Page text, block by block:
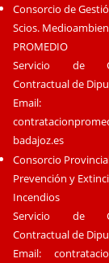
Consorcio de
Scios.
PROMEDIO
Servicio de
Contractual de
Email:
badajoz.es
Consorcio
Prevención y
Incendios
Servicio de
Contractual de
Email: